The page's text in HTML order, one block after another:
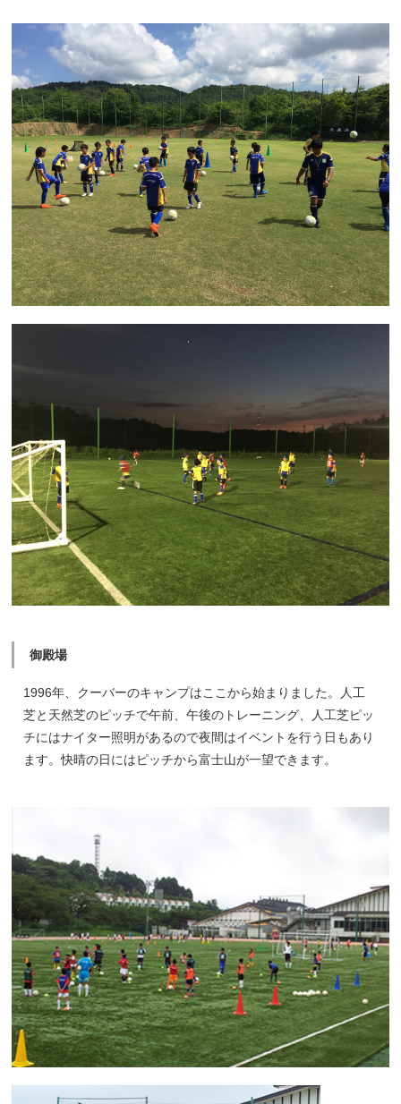
御殿場
1996年、クーバーのキャンプはここから始まりました。人工
芝と天然芝のピッチで午前、午後のトレーニング、人工芝ピッ
チにはナイター照明があるので夜間はイベントを行う日もあり
ます。快晴の日にはピッチから富士山が一望できます。